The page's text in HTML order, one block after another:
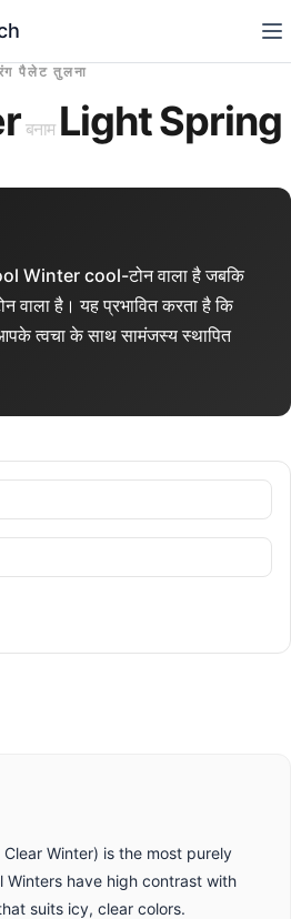
पैलेट तुलना
बनाम Light Spring
Winter cool-टोन वाला है जबकि
है। यह प्रभावित करता है कि
त्वचा के साथ सामंजस्य स्थापित
Winter) is the most purely
Winters have high contrast with
suits icy, clear colors.